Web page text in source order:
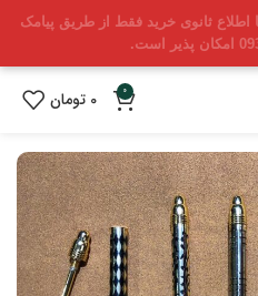
ثانوی خرید فقط از طریق پیامک
0
0 تومان